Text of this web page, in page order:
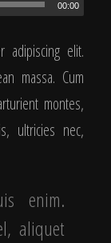
00:00
adipiscing elit.
massa. Cum
montes,
ultricies nec,
enim.
aliquet